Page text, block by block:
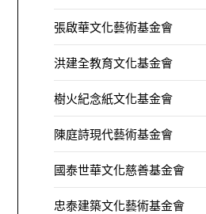
張啟華文化藝術基金會
洪建全教育文化基金會
樹火紀念紙文化基金會
陳庭詩現代藝術基金會
國泰世華文化慈善基金會
忠泰建築文化藝術基金會